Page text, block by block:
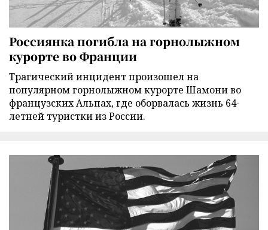
Россиянка погибла на горнолыжном
курорте во Франции
Трагический инцидент произошел на
популярном горнолыжном курорте Шамони во
французских Альпах, где оборвалась жизнь 64-
летней туристки из России.